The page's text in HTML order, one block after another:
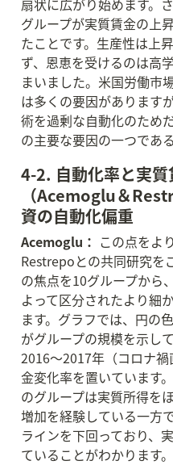
扇状に広がり始めます。
グループが実質賃金の上
たことです。生産性は上
ず、恩恵を受けるのは高
まいました。米国労働市
は多くの要因があります
術を過剰な自動化のため
の主要な要因の一つであ
4-2. 自動化率と実質
（Acemoglu＆
資の自動化偏重
Acemoglu： この点をよ
Restrepoとの共同研究を
の焦点を10グループから
よって区分されたより細
ます。グラフでは、円の
がグループの規模を示し
2016〜2017年（コロナ
金変化率を置いています
のグループは実質所得を
増加を経験している一方
ラインを下回っており、
ていることがわかります。